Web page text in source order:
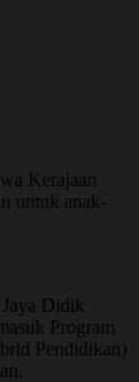
Kerajaan
untuk anak-
Didik
Program
Pendidikan)